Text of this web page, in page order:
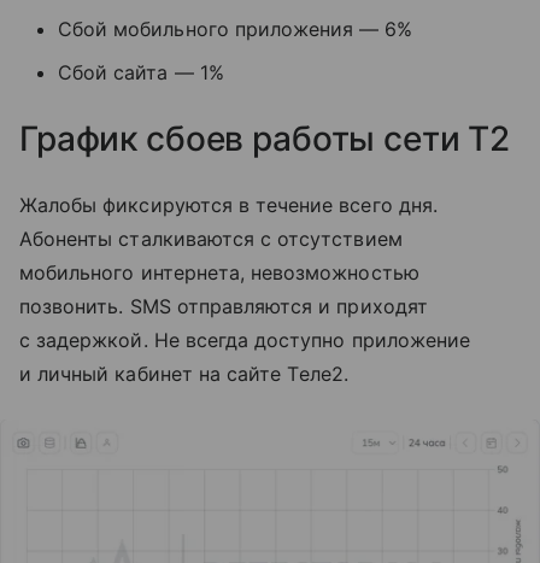
Сбой мобильного приложения — 6%
Сбой сайта — 1%
График сбоев работы сети T2
Жалобы фиксируются в течение всего дня.
Абоненты сталкиваются с отсутствием
мобильного интернета, невозможностью
позвонить. SMS отправляются и приходят
с задержкой. Не всегда доступно приложение
и личный кабинет на сайте Tеле2.